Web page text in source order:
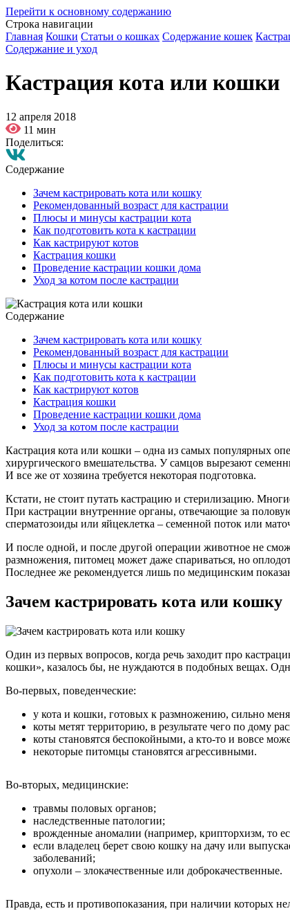
Перейти к основному содержанию
Строка навигации
Главная Кошки Статьи о кошках Содержание кошек
Содержание и уход
Кастрация кота или кошки
12 апреля 2018
11 мин
Поделиться:
Содержание
Зачем кастрировать кота или кошку
Рекомендованный возраст для кастрации
Плюсы и минусы кастрации кота
Как подготовить кота к кастрации
Как кастрируют котов
Кастрация кошки
Проведение кастрации кошки дома
Уход за котом после кастрации
Содержание
Зачем кастрировать кота или кошку
Рекомендованный возраст для кастрации
Плюсы и минусы кастрации кота
Как подготовить кота к кастрации
Как кастрируют котов
Кастрация кошки
Проведение кастрации кошки дома
Уход за котом после кастрации
Кастрация кота или кошки – одна из самых популярных
хирургического вмешательства. У самцов вырезают
И все же от хозяина требуется некоторая подготовка.
Кстати, не стоит путать кастрацию и стерилизацию.
При кастрации внутренние органы, отвечающие за
сперматозоиды или яйцеклетка – семенной поток или
И после одной, и после другой операции животное не
размножения, питомец может даже спариваться, но
Последнее же рекомендуется лишь по медицинским
Зачем кастрировать кота или кошку
Один из первых вопросов, когда речь заходит про
кошки», казалось бы, не нуждаются в подобных вещах.
Во-первых, поведенческие:
у кота и кошки, готовых к размножению, сильно
коты метят территорию, в результате чего по дому
коты становятся беспокойными, а кто-то и вовсе
некоторые питомцы становятся агрессивными.
Во-вторых, медицинские:
травмы половых органов;
наследственные патологии;
врожденные аномалии (например, крипторхизм, то
если владелец берет свою кошку на дачу или
заболеваний;
опухоли – злокачественные или доброкачественные.
Правда, есть и противопоказания, при наличии которых